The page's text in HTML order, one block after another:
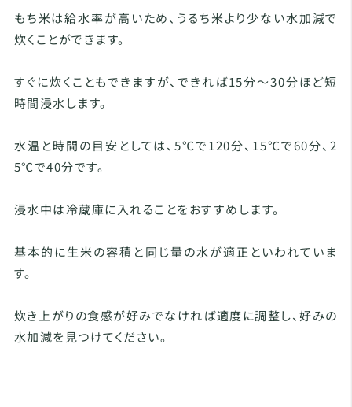
もち米は給水率が高いため、うるち米より少ない水加減で
炊くことができます。
すぐに炊くこともできますが、できれば15分〜30分ほど短
時間浸水します。
水温と時間の目安としては、5℃で120分、15℃で60分、2
5℃で40分です。
浸水中は冷蔵庫に入れることをおすすめします。
基本的に生米の容積と同じ量の水が適正といわれていま
す。
炊き上がりの食感が好みでなければ適度に調整し、好みの
水加減を見つけてください。